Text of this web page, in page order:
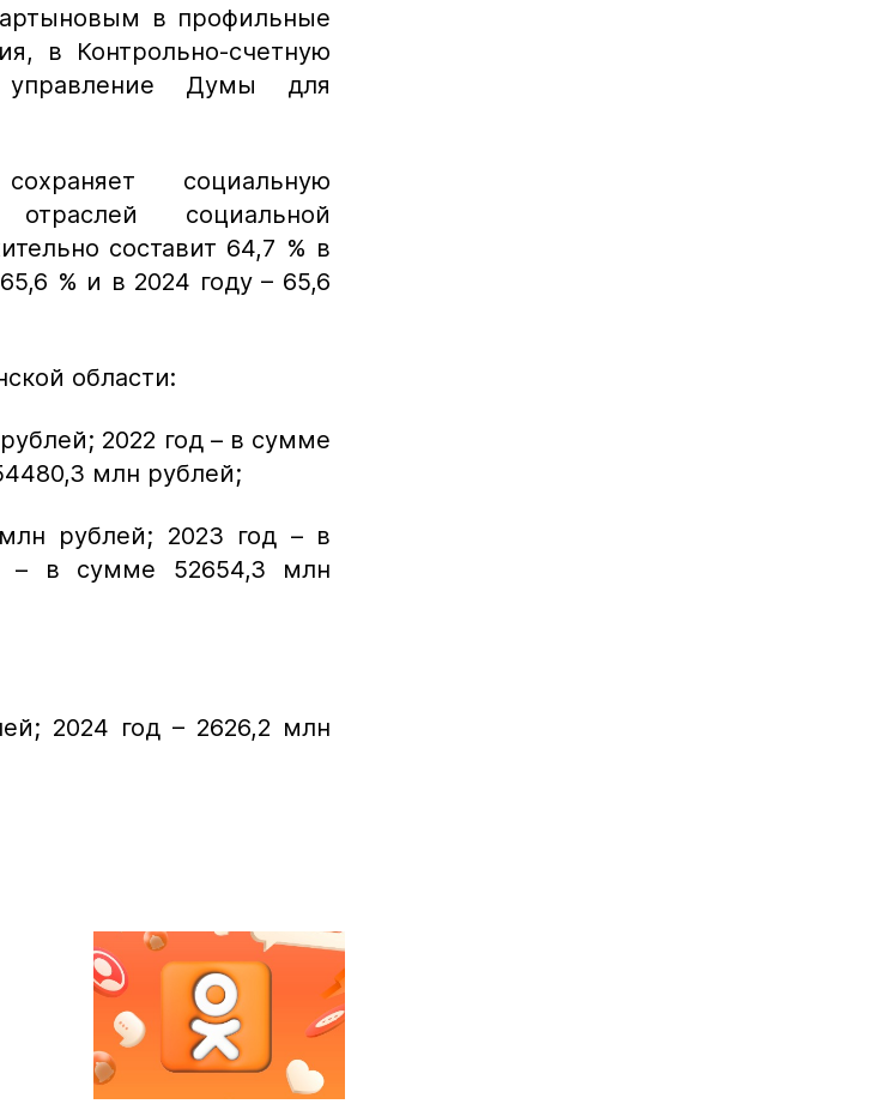
в профильные
в Контрольно-счетную
управление Думы для
социальную
социальной
составит 64,7 % в
% и в 2024 году – 65,6
области:
2022 год – в сумме
млн рублей;
рублей; 2023 год – в
– в сумме 52654,3 млн
2024 год – 2626,2 млн